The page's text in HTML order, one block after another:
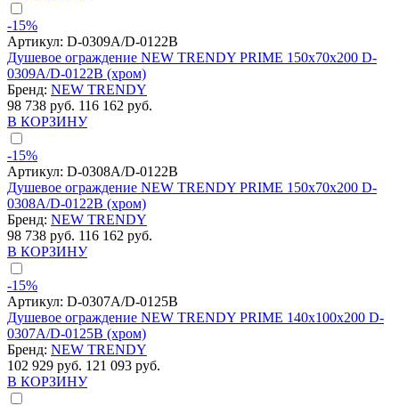
-15%
Артикул: D-0309A/D-0122B
Душевое ограждение NEW TRENDY PRIME 150x70x200 D-
0309A/D-0122B (хром)
Бренд: NEW TRENDY
98 738 руб. 116 162 руб.
В КОРЗИНУ
-15%
Артикул: D-0308A/D-0122B
Душевое ограждение NEW TRENDY PRIME 150x70x200 D-
0308A/D-0122B (хром)
Бренд: NEW TRENDY
98 738 руб. 116 162 руб.
В КОРЗИНУ
-15%
Артикул: D-0307A/D-0125B
Душевое ограждение NEW TRENDY PRIME 140x100x200 D-
0307A/D-0125B (хром)
Бренд: NEW TRENDY
102 929 руб. 121 093 руб.
В КОРЗИНУ